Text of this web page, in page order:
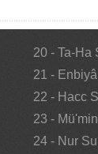
20 - Ta-Ha
21 -
22 - Hacc
23 -
24 - Nur